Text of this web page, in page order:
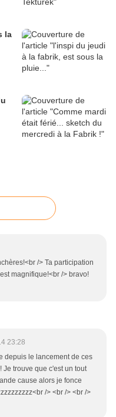
la
/> Ta participation
magnifique!<br /> bravo!
23:28
depuis le lancement de ces
Je trouve que c'est un tout
cause alors je fonce
/> <br /> <br />